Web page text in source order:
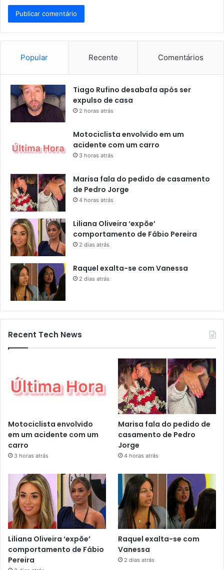
Popular Recente Comentários
Tiago Rufino desabafa após ser
expulso de casa
2 horas atrás
Motociclista envolvido em um
acidente com um carro
3 horas atrás
Marisa fala do pedido de casamento
de Pedro Jorge
4 horas atrás
Liliana Oliveira ‘expõe’
comportamento de Fábio Pereira
2 dias atrás
Raquel exalta-se com Vanessa
2 dias atrás
Recent Tech News
Motociclista envolvido
em um acidente com um
carro
3 horas atrás
Marisa fala do pedido de
casamento de Pedro
Jorge
4 horas atrás
Liliana Oliveira ‘expõe’
comportamento de Fábio
Pereira
Raquel exalta-se com
Vanessa
2 dias atrás